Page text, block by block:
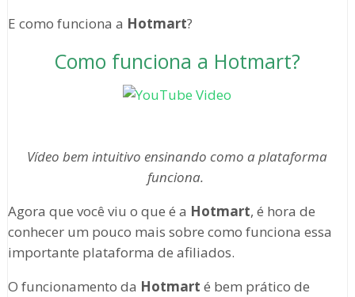
E como funciona a Hotmart?
Como funciona a Hotmart?
Vídeo bem intuitivo ensinando como a plataforma
funciona.
Agora que você viu o que é a Hotmart, é hora de
conhecer um pouco mais sobre como funciona essa
importante plataforma de afiliados.
O funcionamento da Hotmart é bem prático de